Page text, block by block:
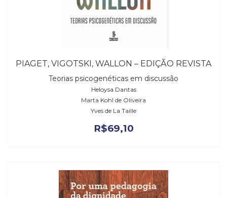
PIAGET, VIGOTSKI, WALLON – EDIÇÃO REVISTA
Teorias psicogenéticas em discussão
Heloysa Dantas
Marta Kohl de Oliveira
Yves de La Taille
R$69,10